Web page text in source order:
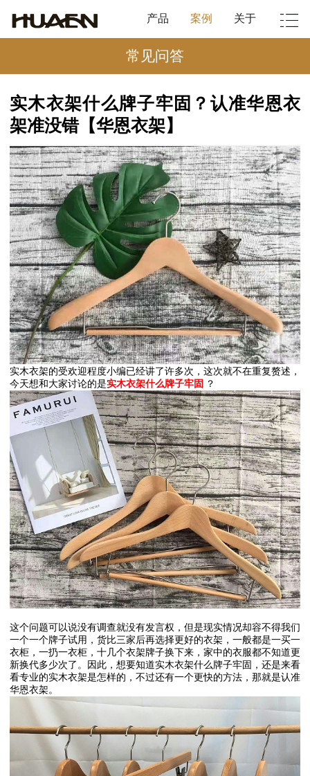
产品 案例 关于
常见问答
实木衣架什么牌子牢固？认准华恩衣
架准没错【华恩衣架】
实木衣架的受欢迎程度小编已经讲了许多次，这次就不在重复赘述，
今天想和大家讨论的是实木衣架什么牌子牢固 ？
这个问题可以说没有调查就没有发言权，但是现实情况却容不得我们
一个一个牌子试用，货比三家后再选择更好的衣架，一般都是一买一
衣柜，一扔一衣柜，十几个衣架牌子换下来，家中的衣服都不知道更
新换代多少次了。因此，想要知道实木衣架什么牌子牢固，还是来看
看专业的实木衣架是怎样的，不过还有一个更快的方法，那就是认准
华恩衣架。